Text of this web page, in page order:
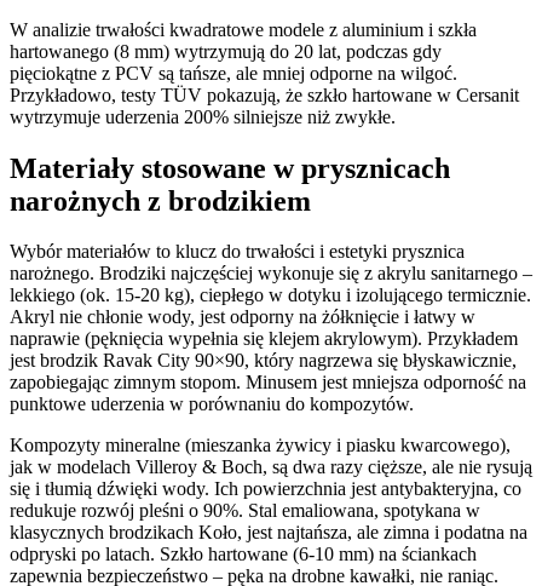
W analizie trwałości kwadratowe modele z aluminium i szkła
hartowanego (8 mm) wytrzymują do 20 lat, podczas gdy
pięciokątne z PCV są tańsze, ale mniej odporne na wilgoć.
Przykładowo, testy TÜV pokazują, że szkło hartowane w Cersanit
wytrzymuje uderzenia 200% silniejsze niż zwykłe.
Materiały stosowane w prysznicach
narożnych z brodzikiem
Wybór materiałów to klucz do trwałości i estetyki prysznica
narożnego. Brodziki najczęściej wykonuje się z akrylu sanitarnego –
lekkiego (ok. 15-20 kg), ciepłego w dotyku i izolującego termicznie.
Akryl nie chłonie wody, jest odporny na żółknięcie i łatwy w
naprawie (pęknięcia wypełnia się klejem akrylowym). Przykładem
jest brodzik Ravak City 90×90, który nagrzewa się błyskawicznie,
zapobiegając zimnym stopom. Minusem jest mniejsza odporność na
punktowe uderzenia w porównaniu do kompozytów.
Kompozyty mineralne (mieszanka żywicy i piasku kwarcowego),
jak w modelach Villeroy & Boch, są dwa razy cięższe, ale nie rysują
się i tłumią dźwięki wody. Ich powierzchnia jest antybakteryjna, co
redukuje rozwój pleśni o 90%. Stal emaliowana, spotykana w
klasycznych brodzikach Koło, jest najtańsza, ale zimna i podatna na
odpryski po latach. Szkło hartowane (6-10 mm) na ściankach
zapewnia bezpieczeństwo – pęka na drobne kawałki, nie raniąc.